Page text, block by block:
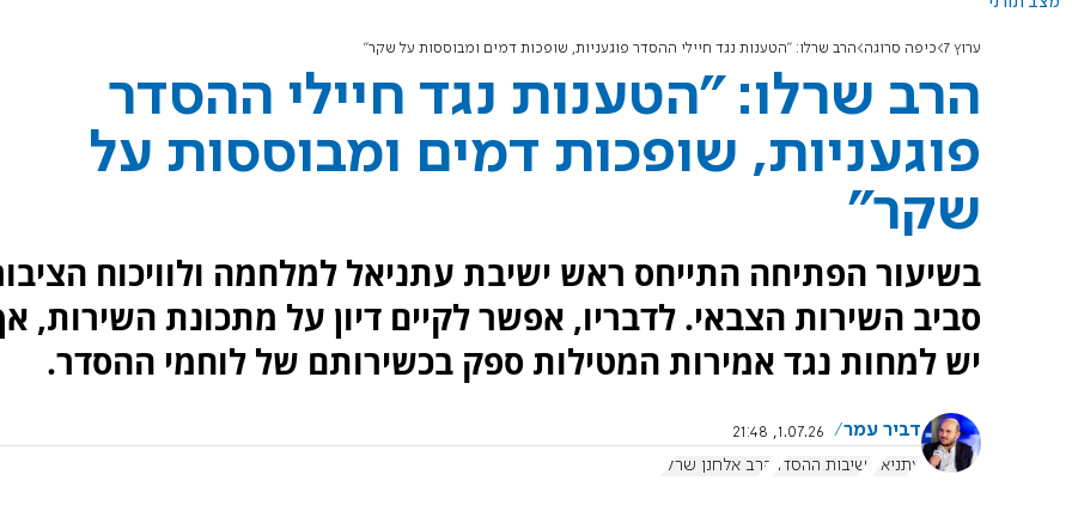
ערוץ 7 כיפה סרוגה הרב שרלו: "הטענות נגד חיילי ההסדר פוגעניות, שופכות דמים ומבוססות על שקר"
הרב שרלו: "הטענות נגד חיילי ההסדר
פוגעניות, שופכות דמים ומבוססות על
שקר"
בשיעור הפתיחה התייחס ראש ישיבת עתניאל למלחמה ולוויכוח
סביב השירות הצבאי. לדבריו, אפשר לקיים דיון על מתכונת השירות,
יש למחות נגד אמירות המטילות ספק בכשירותם של לוחמי ההסדר.
דביר עמר
1.07.26, 21:48
עתניאל
ישיבות ההסדר הרב אלחנן שרלו